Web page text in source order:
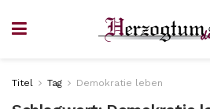
Titel Tag Demokratie leben